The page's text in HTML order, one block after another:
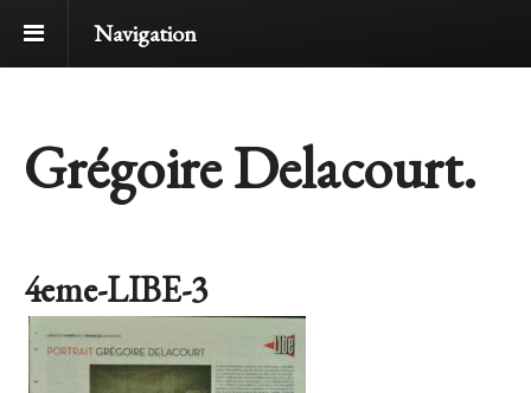
Navigation
Grégoire Delacourt.
4eme-LIBE-3